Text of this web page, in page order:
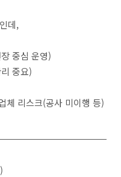
데,
중심 운영)
중요)
체 리스크(공사 미이행 등)